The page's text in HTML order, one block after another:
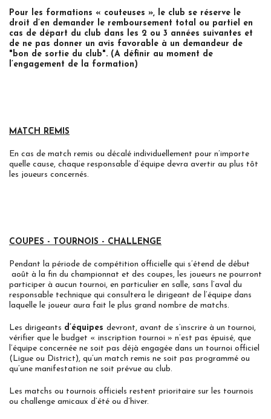
Pour les formations « couteuses », le club se réserve le
droit d’en demander le remboursement total ou partiel en
cas de départ du club dans les 2 ou 3 années suivantes et
de ne pas donner un avis favorable à un demandeur de
"bon de sortie du club". (A définir au moment de
l’engagement de la formation)
MATCH REMIS
En cas de match remis ou décalé individuellement pour n’importe
quelle cause, chaque responsable d’équipe devra avertir au plus tôt
les joueurs concernés.
COUPES - TOURNOIS - CHALLENGE
Pendant la période de compétition officielle qui s’étend de début
août à la fin du championnat et des coupes, les joueurs ne pourront
participer à aucun tournoi, en particulier en salle, sans l’aval du
responsable technique qui consultera le dirigeant de l’équipe dans
laquelle le joueur aura fait le plus grand nombre de matchs.
Les dirigeants d’équipes devront, avant de s’inscrire à un tournoi,
vérifier que le budget « inscription tournoi » n’est pas épuisé, que
l’équipe concernée ne soit pas déjà engagée dans un tournoi officiel
(Ligue ou District), qu’un match remis ne soit pas programmé ou
qu’une manifestation ne soit prévue au club.
Les matchs ou tournois officiels restent prioritaire sur les tournois
ou challenge amicaux d’été ou d’hiver.